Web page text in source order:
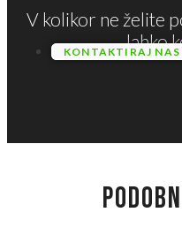
V kolikor ne želite
lahko
KONTAKTIRAJ NAS